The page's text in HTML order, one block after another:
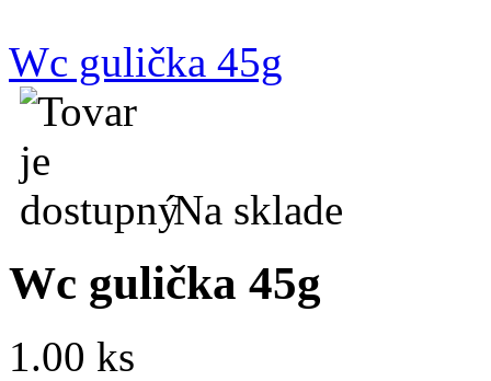
Wc gulička 45g
Na sklade
Wc gulička 45g
1.00 ks